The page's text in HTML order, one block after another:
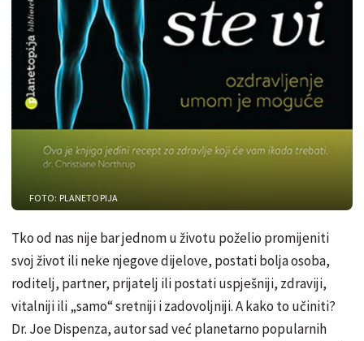
FOTO: PLANETOPIJA
Tko od nas nije bar jednom u životu poželio promijeniti
svoj život ili neke njegove dijelove, postati bolja osoba,
roditelj, partner, prijatelj ili postati uspješniji, zdraviji,
vitalniji ili „samo“ sretniji i zadovoljniji. A kako to učiniti?
Dr. Joe Dispenza, autor sad već planetarno popularnih